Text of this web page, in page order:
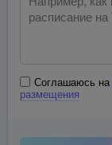
Соглашаюсь на
размещения